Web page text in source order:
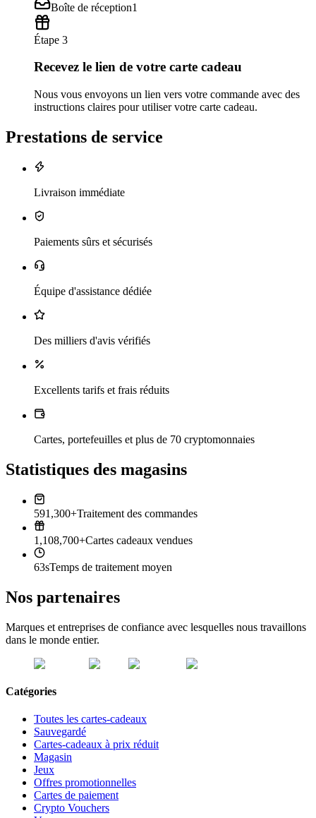
Boîte de réception1
Étape 3
Recevez le lien de votre carte cadeau
Nous vous envoyons un lien vers votre commande avec des
instructions claires pour utiliser votre carte cadeau.
Prestations de service
Livraison immédiate
Paiements sûrs et sécurisés
Équipe d'assistance dédiée
Des milliers d'avis vérifiés
Excellents tarifs et frais réduits
Cartes, portefeuilles et plus de 70 cryptomonnaies
Statistiques des magasins
591,300+Traitement des commandes
1,108,700+Cartes cadeaux vendues
63sTemps de traitement moyen
Nos partenaires
Marques et entreprises de confiance avec lesquelles nous travaillons
dans le monde entier.
Catégories
Toutes les cartes-cadeaux
Sauvegardé
Cartes-cadeaux à prix réduit
Magasin
Jeux
Offres promotionnelles
Cartes de paiement
Crypto Vouchers